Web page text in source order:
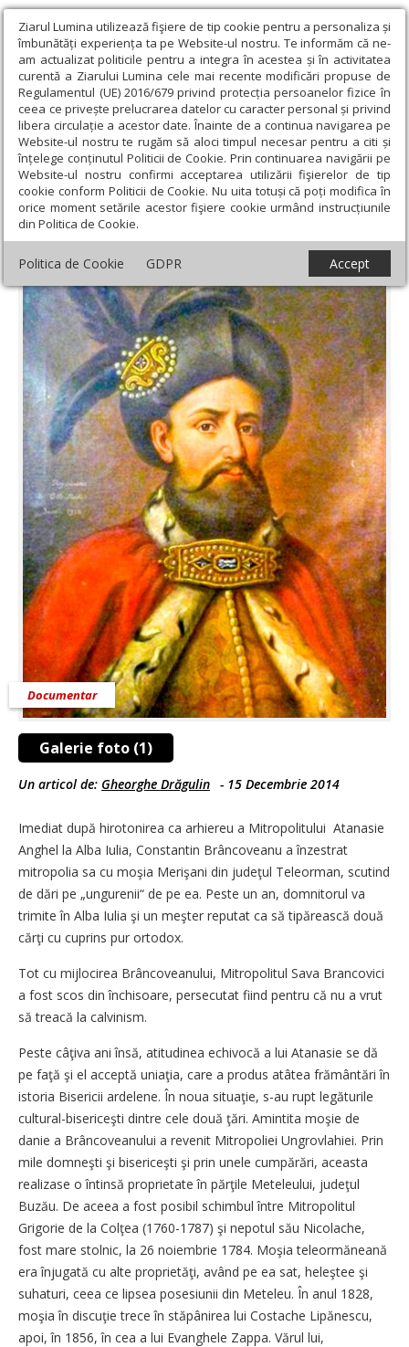
Ziarul Lumina utilizează fişiere de tip cookie pentru a personaliza și
îmbunătăți experiența ta pe Website-ul nostru. Te informăm că ne-
am actualizat politicile pentru a integra în acestea și în activitatea
curentă a Ziarului Lumina cele mai recente modificări propuse de
Regulamentul (UE) 2016/679 privind protecția persoanelor fizice în
ceea ce privește prelucrarea datelor cu caracter personal și privind
libera circulație a acestor date. Înainte de a continua navigarea pe
Website-ul nostru te rugăm să aloci timpul necesar pentru a citi și
înțelege conținutul Politicii de Cookie. Prin continuarea navigării pe
Website-ul nostru confirmi acceptarea utilizării fişierelor de tip
cookie conform Politicii de Cookie. Nu uita totuși că poți modifica în
orice moment setările acestor fişiere cookie urmând instrucțiunile
din Politica de Cookie.
Politica de Cookie GDPR Accept
Ziarul Lumina › Actualitate religioasă › Documentar › Danii
brâncoveneşti către sate din Buzău şi Ialomiţa
Danii brâncoveneşti către sate din Buzău şi
Ialomiţa
Galerie foto (1)
Documentar
Un articol de: Gheorghe Drăgulin - 15 Decembrie 2014
Imediat după hirotonirea ca arhiereu a Mitropolitului Atanasie
Anghel la Alba Iulia, Constantin Brâncoveanu a înzestrat
mitropolia sa cu moşia Merişani din judeţul Teleorman, scutind
de dări pe „ungurenii“ de pe ea. Peste un an, domnitorul va
trimite în Alba Iulia şi un meşter reputat ca să tipărească două
cărţi cu cuprins pur ortodox.
Tot cu mijlocirea Brâncoveanului, Mitropolitul Sava Brancovici
a fost scos din închisoare, persecutat fiind pentru că nu a vrut
să treacă la calvinism.
Peste câţiva ani însă, atitudinea echivocă a lui Atanasie se dă
pe faţă şi el acceptă uniaţia, care a produs atâtea frământări în
istoria Bisericii ardelene. În noua situaţie, s-au rupt legăturile
cultural-bisericeşti dintre cele două ţări. Amintita moşie de
danie a Brâncoveanului a revenit Mitropoliei Ungrovlahiei. Prin
mile domneşti şi bisericeşti şi prin unele cumpărări, aceasta
realizase o întinsă proprietate în părţile Meteleului, judeţul
Buzău. De aceea a fost posibil schimbul între Mitropolitul
Grigorie de la Colţea (1760-1787) şi nepotul său Nicolache,
fost mare stolnic, la 26 noiembrie 1784. Moşia teleormăneană
era înjugată cu alte proprietăţi, având pe ea sat, heleştee şi
suhaturi, ceea ce lipsea posesiunii din Meteleu. În anul 1828,
moşia în discuţie trece în stăpânirea lui Costache Lipănescu,
apoi, în 1856, în cea a lui Evanghele Zappa. Vărul lui,